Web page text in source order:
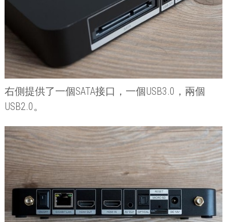
右側提供了一個SATA接口，一個USB3.0 ，兩個
USB2.0。